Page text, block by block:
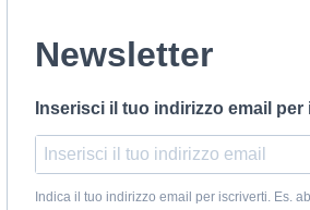
Newsletter
Inserisci il tuo indirizzo email
Indica il tuo indirizzo email per iscriverti. Es.